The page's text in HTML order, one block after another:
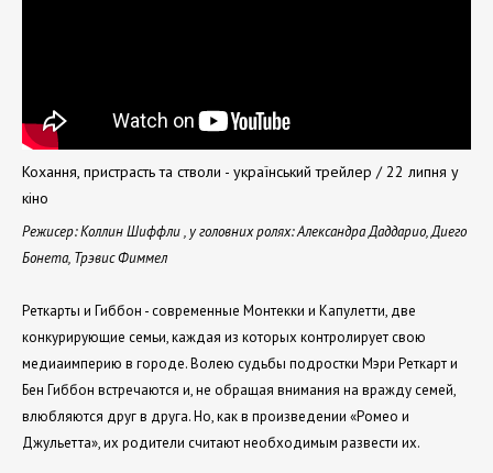
Кохання, пристрасть та стволи - український трейлер / 22 липня у
кіно
Режисер: Коллин Шиффли , у головних ролях: Александра Даддарио, Диего
Бонета, Трэвис Фиммел
Реткарты и Гиббон - современные Монтекки и Капулетти, две
конкурирующие семьи, каждая из которых контролирует свою
медиаимперию в городе. Волею судьбы подростки Мэри Реткарт и
Бен Гиббон встречаются и, не обращая внимания на вражду семей,
влюбляются друг в друга. Но, как в произведении «Ромео и
Джульетта», их родители считают необходимым развести их.